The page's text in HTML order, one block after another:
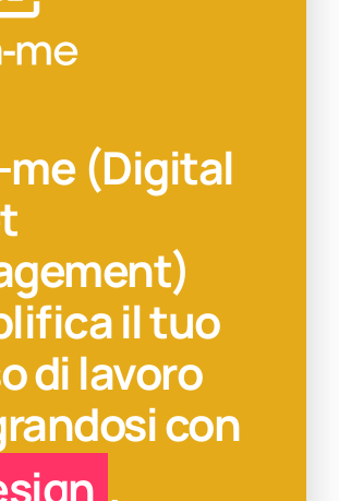
me(Digital
il tuo
di lavoro
con
.